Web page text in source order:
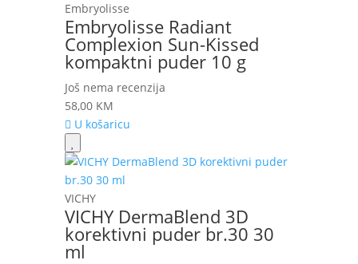
Embryolisse
Embryolisse Radiant
Complexion Sun-Kissed
kompaktni puder 10 g
Još nema recenzija
58,00 KM
U košaricu
VICHY
VICHY DermaBlend 3D
korektivni puder br.30 30
ml